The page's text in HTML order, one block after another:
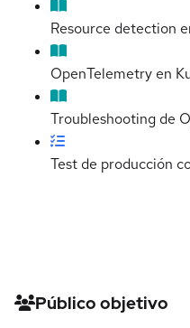
Resource detection
OpenTelemetry en
Troubleshooting de
Test de producción
Detalles del curso
Público objetivo